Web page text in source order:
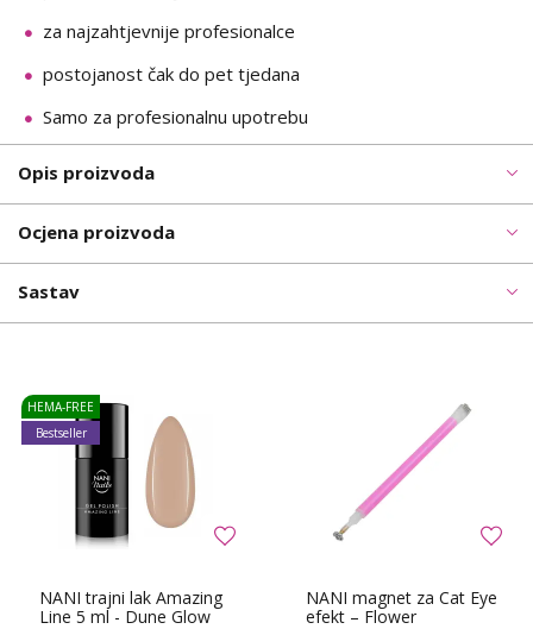
za najzahtjevnije profesionalce
postojanost čak do pet tjedana
Samo za profesionalnu upotrebu
Opis proizvoda
Ocjena proizvoda
Sastav
NANI trajni lak Amazing
Line 5 ml - Dune Glow
HEMA-FREE
Bestseller
NANI magnet za Cat Eye
efekt – Flower